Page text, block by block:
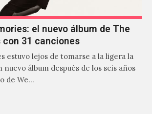
el nuevo álbum de The
con 31 canciones
estuvo lejos de tomarse a la ligera la
nuevo álbum después de los seis años
de We…